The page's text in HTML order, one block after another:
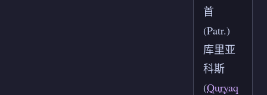
首
(Patr.)
库里亚
科斯
(Quryaq